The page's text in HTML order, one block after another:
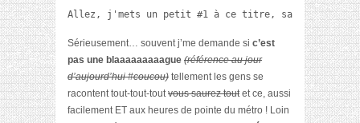
Allez, j'mets un petit #1 à ce titre, sait-on jamais
Sérieusement… souvent j’me demande si c’est
pas une blaaaaaaaaague (référence au jour
d’aujourd’hui #coucou) tellement les gens se
racontent tout-tout-toutvous saurez toutet ce, aussi
facilement ET aux heures de pointe du métro ! Loin